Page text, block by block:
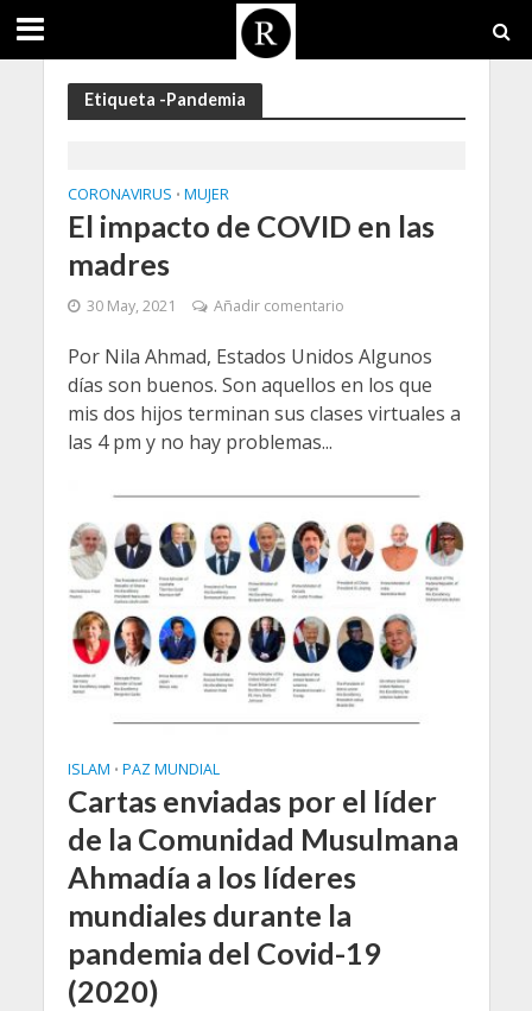
Etiqueta -Pandemia
CORONAVIRUS • MUJER
El impacto de COVID en las
madres
30 May, 2021 Añadir comentario
Por Nila Ahmad, Estados Unidos Algunos
días son buenos. Son aquellos en los que
mis dos hijos terminan sus clases virtuales a
las 4 pm y no hay problemas...
ISLAM • PAZ MUNDIAL
Cartas enviadas por el líder
de la Comunidad Musulmana
Ahmadía a los líderes
mundiales durante la
pandemia del Covid-19
(2020)